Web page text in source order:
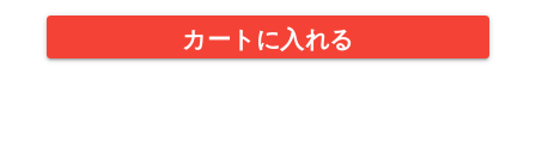
カートに入れる